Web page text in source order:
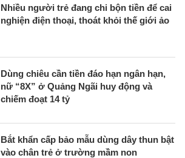
Nhiều người trẻ đang chi bộn tiền để cai
nghiện điện thoại, thoát khỏi thế giới ảo
Dùng chiêu cần tiền đáo hạn ngân hạn,
nữ “8X” ở Quảng Ngãi huy động và
chiếm đoạt 14 tỷ
Bắt khẩn cấp bảo mẫu dùng dây thun bật
vào chân trẻ ở trường mầm non